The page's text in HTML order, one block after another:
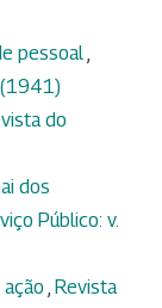
pessoal,
(1941)
do
dos
Público: v.
, Revista